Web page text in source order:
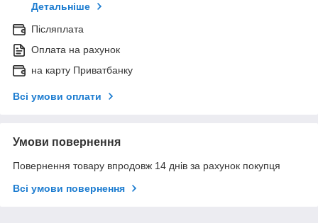
Детальніше
Післяплата
Оплата на рахунок
на карту Приватбанку
Всі умови оплати
Умови повернення
Повернення товару впродовж 14 днів за рахунок покупця
Всі умови повернення